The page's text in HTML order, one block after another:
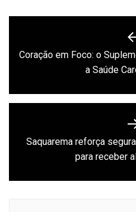
de
Coração em Foco: o
a Saúde
Saquarema reforça
para receber